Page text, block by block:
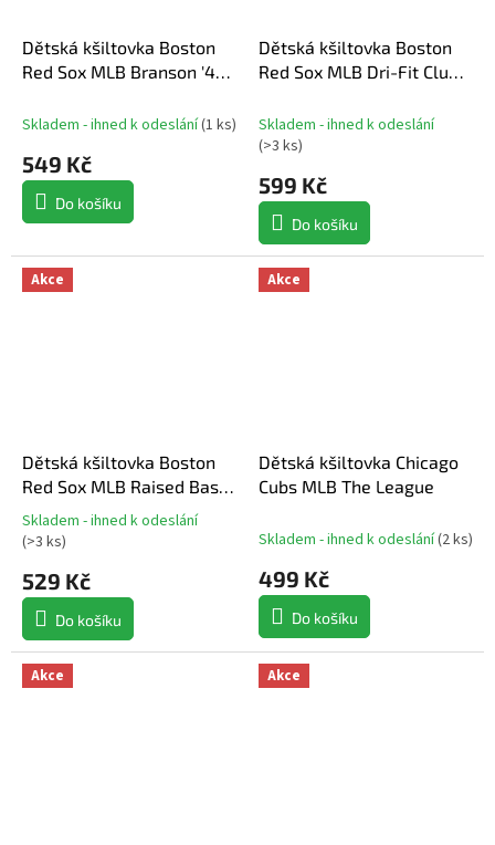
Dětská kšiltovka Boston
Red Sox MLB Branson '47
Skladem - ihned k odeslání(1 ks)
549 Kč
Do košíku
Dětská kšiltovka Boston
Red Sox MLB Dri-Fit Club
Skladem - ihned k odeslání
(>3 ks)
599 Kč
Do košíku
Akce
Dětská kšiltovka Boston
Red Sox MLB Raised Basic
'47 MVP Navy
Průměrné
hodnocení
produktu
je
5,0
z
5
hvězdiček.
Skladem - ihned k odeslání
(>3 ks)
529 Kč
Do košíku
Akce
Dětská kšiltovka Chicago
Cubs MLB The League
Skladem - ihned k odeslání(2 ks)
499 Kč
Do košíku
Akce Akce